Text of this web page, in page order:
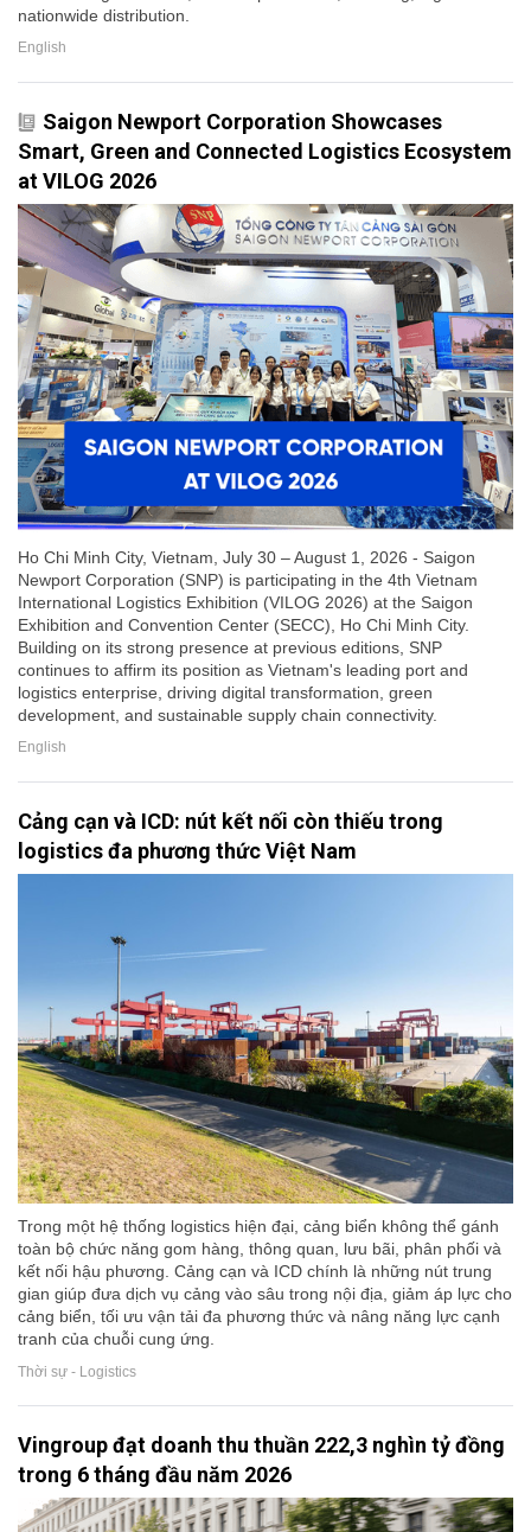
nationwide distribution.
English
Saigon Newport Corporation Showcases
Smart, Green and Connected Logistics Ecosystem
at VILOG 2026
Ho Chi Minh City, Vietnam, July 30 – August 1, 2026 - Saigon
Newport Corporation (SNP) is participating in the 4th Vietnam
International Logistics Exhibition (VILOG 2026) at the Saigon
Exhibition and Convention Center (SECC), Ho Chi Minh City.
Building on its strong presence at previous editions, SNP
continues to affirm its position as Vietnam's leading port and
logistics enterprise, driving digital transformation, green
development, and sustainable supply chain connectivity.
English
Cảng cạn và ICD: nút kết nối còn thiếu trong
logistics đa phương thức Việt Nam
Trong một hệ thống logistics hiện đại, cảng biển không thể gánh
toàn bộ chức năng gom hàng, thông quan, lưu bãi, phân phối và
kết nối hậu phương. Cảng cạn và ICD chính là những nút trung
gian giúp đưa dịch vụ cảng vào sâu trong nội địa, giảm áp lực cho
cảng biển, tối ưu vận tải đa phương thức và nâng năng lực cạnh
tranh của chuỗi cung ứng.
Thời sự - Logistics
Vingroup đạt doanh thu thuần 222,3 nghìn tỷ đồng
trong 6 tháng đầu năm 2026